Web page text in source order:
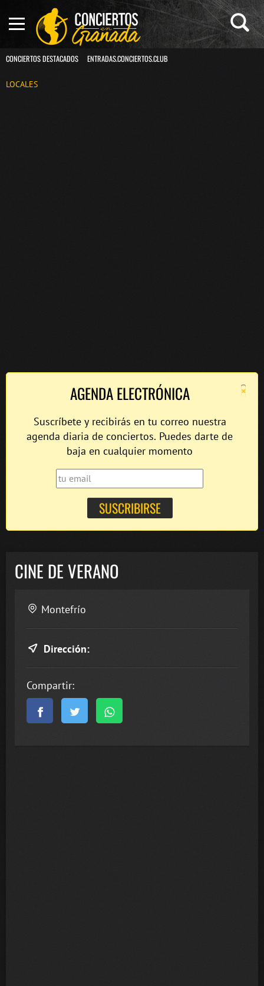
CONCIERTOS DESTACADOS ENTRADAS.CONCIERTOS.CLUB
LOCALES
×
AGENDA ELECTRÓNICA
Suscríbete y recibirás en tu correo nuestra
agenda diaria de conciertos. Puedes darte de
baja en cualquier momento
CINE DE VERANO
Montefrío
Dirección:
Compartir: